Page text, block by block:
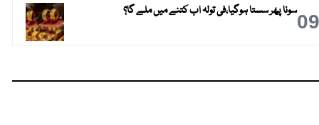
09سونا پھر سستا ہوگیا،فی تولہ اب کتنے میں ملے گا؟